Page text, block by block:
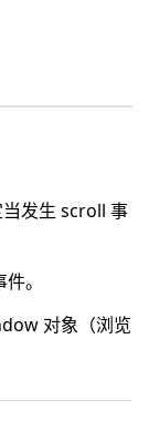
发生 scroll 事
。
对象（浏览